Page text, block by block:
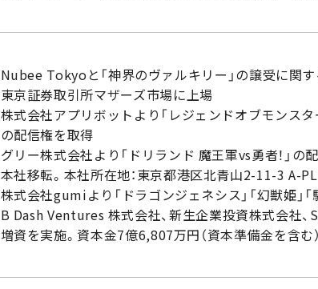
Nubee Tokyoと「神界のヴァルキリー」の譲受に関
東京証券取引所マザーズ市場に上場
株式会社アプリボットより「レジェンドオブモンス
の配信権を取得
グリー株式会社より「ドリランド 魔王軍vs勇者！」の
本社移転。本社所在地：東京都港区北青山2-11-3 A-
株式会社gumiより「ドラゴンジェネシス」「幻獣姫」
B Dash Ventures 株式会社、新生企業投資株式会社
増資を実施。資本金7億6,807万円（資本準備金を含む）